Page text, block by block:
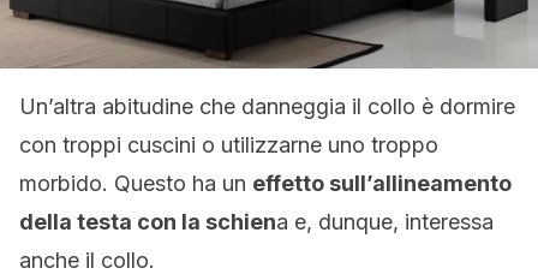
Un’altra abitudine che danneggia il collo è dormire
con troppi cuscini o utilizzarne uno troppo
morbido. Questo ha un effetto sull’allineamento
della testa con la schiena e, dunque, interessa
anche il collo.